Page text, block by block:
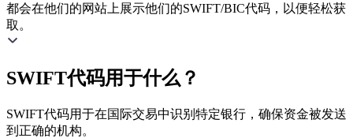
都会在他们的网站上展示他们的SWIFT/BIC代码，以便轻松获
取。
SWIFT代码用于什么？
SWIFT代码用于在国际交易中识别特定银行，确保资金被发送
到正确的机构。